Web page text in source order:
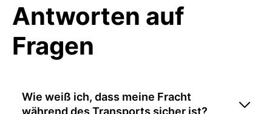
Antworten auf
Fragen
Wie weiß ich, dass meine Fracht
während des Transports sicher ist?